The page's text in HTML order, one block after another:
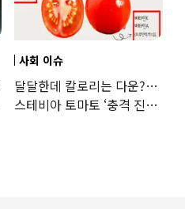
사회 이슈
달달한데 칼로리는 다운?…
스테비아 토마토 ‘충격 진실’